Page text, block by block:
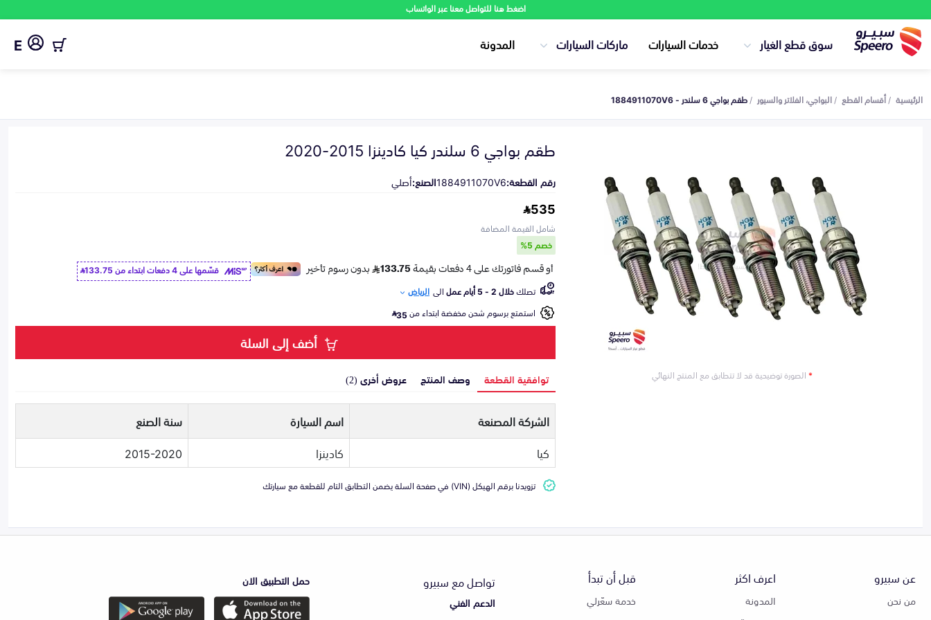
اضغط هنا للتواصل معنا عبر الواتساب
سوق قطع الغيار خدمات السيارات ماركات السيارات المدونة E
الرئيسية أقسام القطع البواجي، الفلاتر والسيور طقم بواجي 6 سلندر - 1884911070V6
*الصورة توضيحية قد لا تتطابق مع المنتج النهائي
طقم بواجي 6 سلندر كيا كادينزا 2015-2020
رقم القطعة:1884911070V6الصنع:أصلي
535
شامل القيمة المضافة
خصم 5%
قسّمها على 4 دفعات ابتداء من
133.75
تصلكخلال 2 - 5 أيام عمل الى الرياض
استمتع برسوم شحن مخفضة ابتداء من35
أضف إلى السلة
توافقية القطعة وصف المنتج عروض أخرى (2)
الشركة المصنعة اسم السيارة
سنة الصنع
كيا
كادينزا 2015-2020
تزويدنا برقم الهيكل (VIN) في صفحة السلة يضمن التطابق التام للقطعة مع سيارتك
عن سبيرو
من نحن
اعرف اكثر
المدونة
قبل أن تبدأ
خدمة سعّرلي
تواصل مع سبيرو
الدعم الفني
حمل التطبيق الان